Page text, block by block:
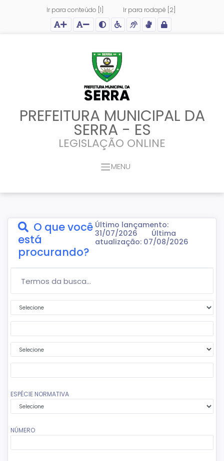
Ir para conteúdo [1] Ir para rodapé [2]
Ação para aumentar tamanho da fonte do site
Ação para diminuir tamanho da fonte do site
Ação para aplicar auto contraste no site
Acessar página sobre acessibilidade do site
Acessar página sobre NVDA - Leitor de Tela
Acessar página sobre VLibras - Tradutor de
Acessar Intranet
PREFEITURA MUNICIPAL DA
SERRA - ES
LEGISLAÇÃO ONLINE
MENU
O que você
está
procurando?
Último lançamento:
31/07/2026
Última
atualização: 07/08/2026
Primeira condição
Segunda condição
ESPÉCIE NORMATIVA
NÚMERO